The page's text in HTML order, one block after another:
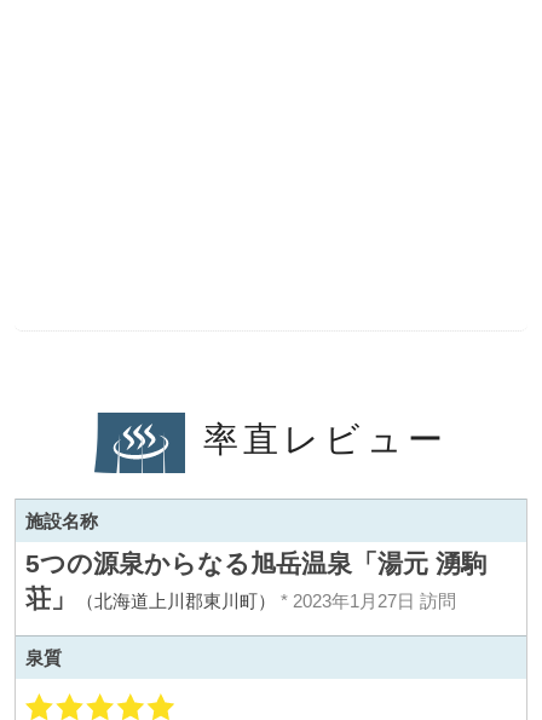
率直レビュー
施設名称
5つの源泉からなる旭岳温泉「湯元 湧駒
荘」
（北海道上川郡東川町） * 2023年1月27日 訪問
泉質